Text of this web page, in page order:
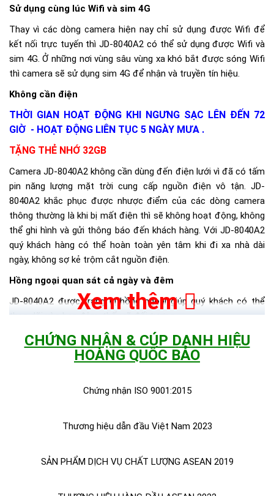
Sử dụng cùng lúc Wifi và sim 4G
Thay vì các dòng camera hiện nay chỉ sử dụng được Wifi để
kết nối trực tuyến thì JD-8040A2 có thể sử dụng được Wifi và
sim 4G. Ở những nơi vùng sâu vùng xa khó bắt được sóng Wifi
thì camera sẽ sử dụng sim 4G để nhận và truyền tín hiệu.
Không cần điện
THỜI GIAN HOẠT ĐỘNG KHI NGƯNG SẠC LÊN ĐẾN 72
GIỜ - HOẠT ĐỘNG LIÊN TỤC 5 NGÀY MƯA .
TẶNG THẺ NHỚ 32GB
Camera JD-8040A2 không cần dùng đến điện lưới vì đã có tấm
pin năng lượng mặt trời cung cấp nguồn điện vô tận. JD-
8040A2 khắc phục được nhược điểm của các dòng camera
thông thường là khi bị mất điện thì sẽ không hoạt động, không
thể ghi hình và gửi thông báo đến khách hàng. Với JD-8040A2
quý khách hàng có thể hoàn toàn yên tâm khi đi xa nhà dài
ngày, không sợ kẻ trộm cắt nguồn điện.
Hồng ngoại quan sát cả ngày và đêm
JD-8040A2 được trang bị hồng ngoại giúp quý khách có thể
theo dõi vào ban đêm, thấy rõ đối tượng.
Tương thích với các thiết bị
iPhone, Samsung, Xiaomi, Nokia, OnePlus, Oppo… Ngoài ra quý
để bàn, máy tính xách tay và máy tính bảng.
Xem thêm
CHỨNG NHẬN & CÚP DANH HIỆU
HOÀNG QUỐC BẢO
Chứng nhận ISO 9001:2015
Thương hiệu dẫn đầu Việt Nam 2023
SẢN PHẨM DỊCH VỤ CHẤT LƯỢNG ASEAN 2019